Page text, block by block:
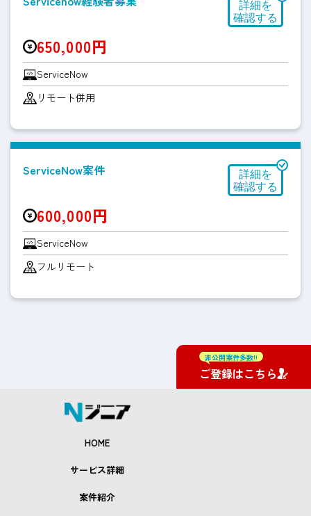
650,000円
ServiceNow
リモート併用
ServiceNow案件
600,000円
ServiceNow
フルリモート
HOME
サービス詳細
案件紹介
非公開案件多数!!
ご登録はこちら